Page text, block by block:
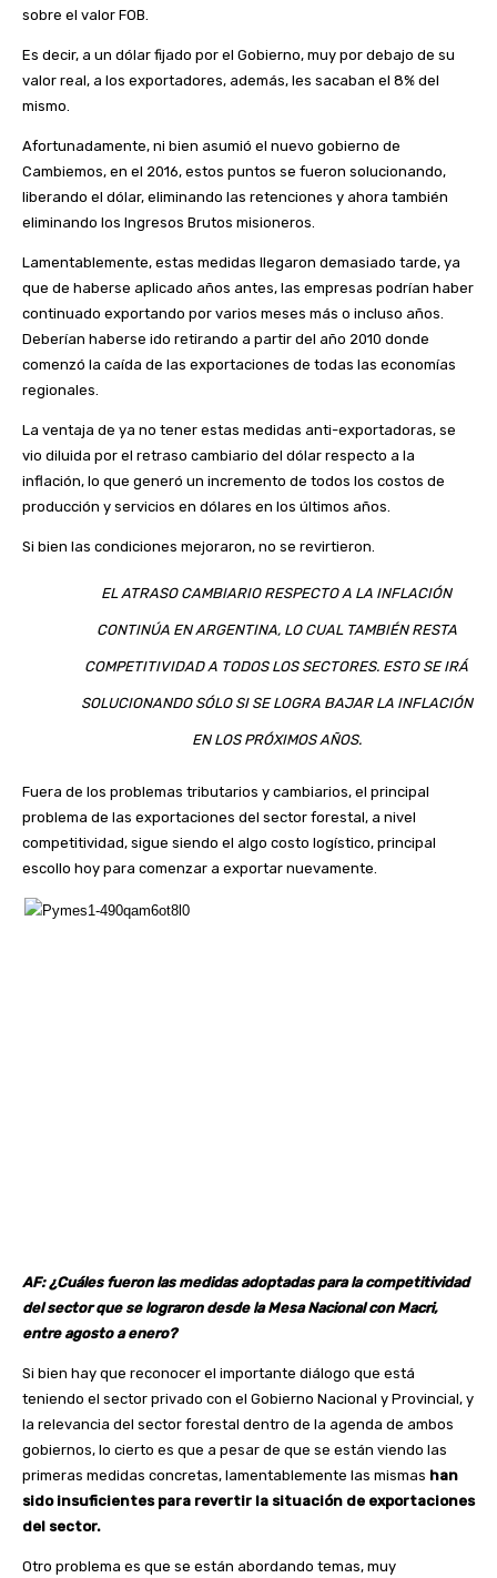
sobre el valor FOB.
Es decir, a un dólar fijado por el Gobierno, muy por debajo de su
valor real, a los exportadores, además, les sacaban el 8% del
mismo.
Afortunadamente, ni bien asumió el nuevo gobierno de
Cambiemos, en el 2016, estos puntos se fueron solucionando,
liberando el dólar, eliminando las retenciones y ahora también
eliminando los Ingresos Brutos misioneros.
Lamentablemente, estas medidas llegaron demasiado tarde, ya
que de haberse aplicado años antes, las empresas podrían haber
continuado exportando por varios meses más o incluso años.
Deberían haberse ido retirando a partir del año 2010 donde
comenzó la caída de las exportaciones de todas las economías
regionales.
La ventaja de ya no tener estas medidas anti-exportadoras, se
vio diluida por el retraso cambiario del dólar respecto a la
inflación, lo que generó un incremento de todos los costos de
producción y servicios en dólares en los últimos años.
Si bien las condiciones mejoraron, no se revirtieron.
EL ATRASO CAMBIARIO RESPECTO A LA INFLACIÓN
CONTINÚA EN ARGENTINA, LO CUAL TAMBIÉN RESTA
COMPETITIVIDAD A TODOS LOS SECTORES. ESTO SE IRÁ
SOLUCIONANDO SÓLO SI SE LOGRA BAJAR LA INFLACIÓN
EN LOS PRÓXIMOS AÑOS.
Fuera de los problemas tributarios y cambiarios, el principal
problema de las exportaciones del sector forestal, a nivel
competitividad, sigue siendo el algo costo logístico, principal
escollo hoy para comenzar a exportar nuevamente.
AF: ¿Cuáles fueron las medidas adoptadas para la competitividad
del sector que se lograron desde la Mesa Nacional con Macri,
entre agosto a enero?
Si bien hay que reconocer el importante diálogo que está
teniendo el sector privado con el Gobierno Nacional y Provincial, y
la relevancia del sector forestal dentro de la agenda de ambos
gobiernos, lo cierto es que a pesar de que se están viendo las
primeras medidas concretas, lamentablemente las mismas han
sido insuficientes para revertir la situación de exportaciones
del sector.
Otro problema es que se están abordando temas, muy